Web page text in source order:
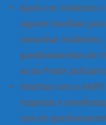
Apoio em incidentes
suporte imediato
comunicar incidentes,
questionamentos de
ou do Poder
Interface com a ANPD
respostas e
caso de